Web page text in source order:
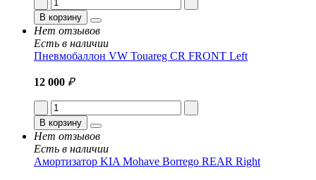
В корзину
Нет отзывов
Есть в наличии
Пневмобаллон VW Touareg CR FRONT Left
12 000 ₽
В корзину
Нет отзывов
Есть в наличии
Амортизатор KIA Mohave Borrego REAR Right